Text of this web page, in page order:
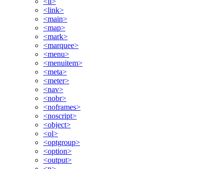
<link>
<main>
<map>
<mark>
<marquee>
<menu>
<menuitem>
<meta>
<meter>
<nav>
<nobr>
<noframes>
<noscript>
<object>
<ol>
<optgroup>
<option>
<output>